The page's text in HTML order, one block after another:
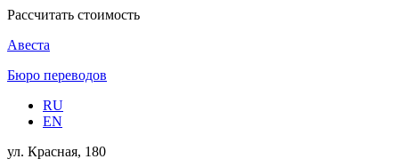
Рассчитать стоимость
Авеста
Бюро переводов
RU
EN
ул. Красная, 180